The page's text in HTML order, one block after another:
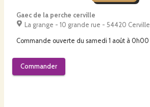
Gaec de la perche cerville
La grange - 10 grande rue - 54420 Cerville
Commande ouverte du samedi 1 août à 0h00
Commander